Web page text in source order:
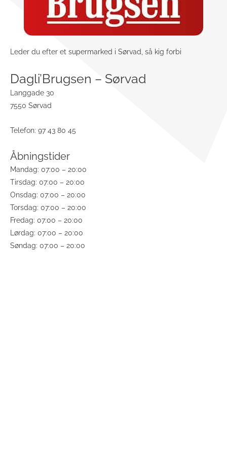
Leder du efter et supermarked i Sørvad, så kig forbi
Dagli’Brugsen – Sørvad
Langgade 30
7550 Sørvad
Telefon: 97 43 80 45
Åbningstider
Mandag: 07:00 – 20:00
Tirsdag: 07:00 – 20:00
Onsdag: 07:00 – 20:00
Torsdag: 07:00 – 20:00
Fredag: 07:00 – 20:00
Lørdag: 07:00 – 20:00
Søndag: 07:00 – 20:00